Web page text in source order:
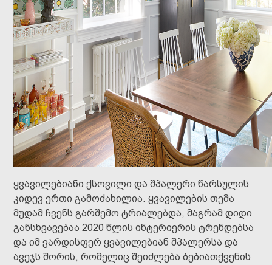
ყვავილებიანი ქსოვილი და შპალერი წარსულის
კიდევ ერთი გამოძახილია. ყვავილების თემა
მუდამ ჩვენს გარშემო ტრიალებდა, მაგრამ დიდი
განსხვავებაა 2020 წლის ინტერიერის ტრენდებსა
და იმ ვარდისფერ ყვავილებიან შპალერსა და
ავეჯს შორის, რომელიც შეიძლება ბებიათქვენის